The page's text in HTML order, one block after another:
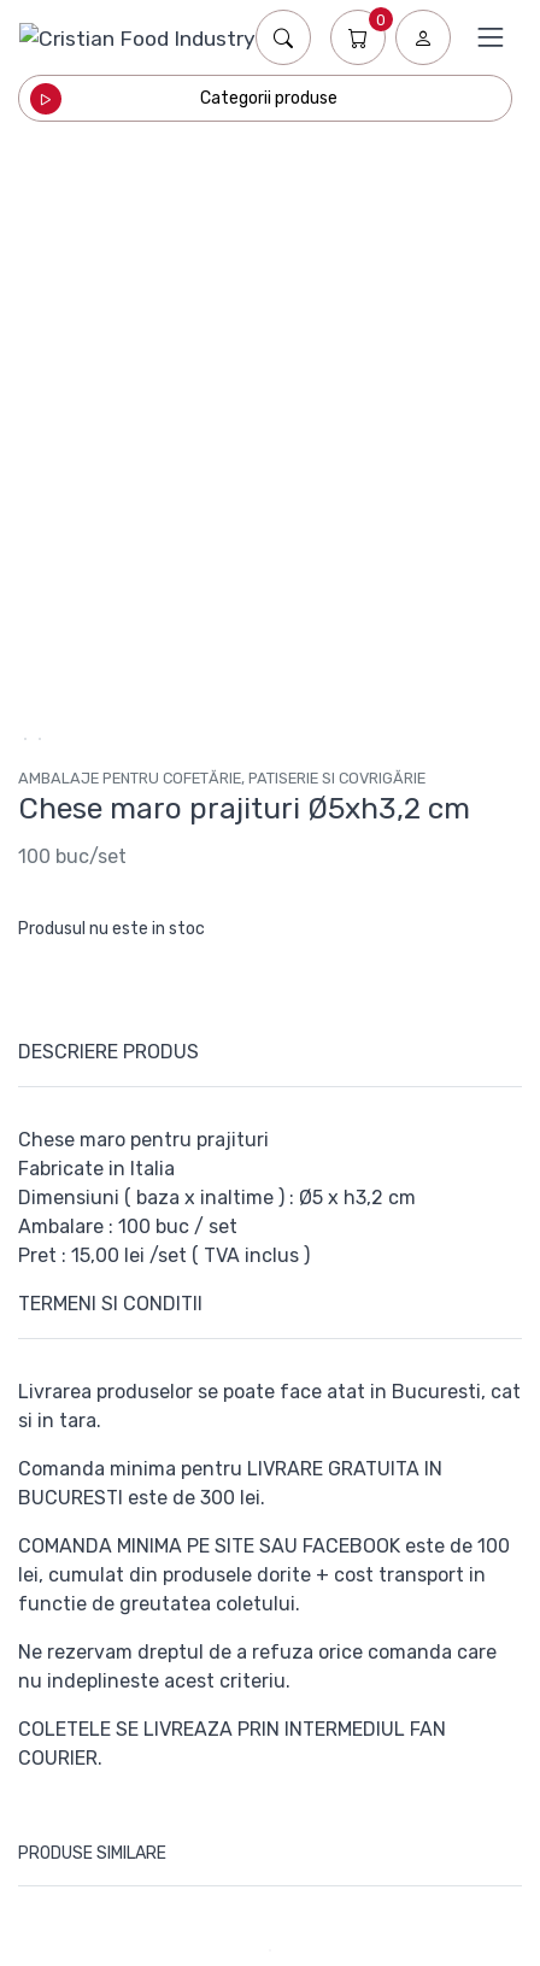
0
Categorii produse
AMBALAJE PENTRU COFETĂRIE, PATISERIE SI COVRIGĂRIE
Chese maro prajituri Ø5xh3,2 cm
100 buc/set
Produsul nu este in stoc
DESCRIERE PRODUS
Chese maro pentru prajituri
Fabricate in Italia
Dimensiuni ( baza x inaltime ) : Ø5 x h3,2 cm
Ambalare : 100 buc / set
Pret : 15,00 lei /set ( TVA inclus )
TERMENI SI CONDITII
Livrarea produselor se poate face atat in Bucuresti, cat
si in tara.
Comanda minima pentru LIVRARE GRATUITA IN
BUCURESTI este de 300 lei.
COMANDA MINIMA PE SITE SAU FACEBOOK este de 100
lei, cumulat din produsele dorite + cost transport in
functie de greutatea coletului.
Ne rezervam dreptul de a refuza orice comanda care
nu indeplineste acest criteriu.
COLETELE SE LIVREAZA PRIN INTERMEDIUL FAN
COURIER.
PRODUSE SIMILARE